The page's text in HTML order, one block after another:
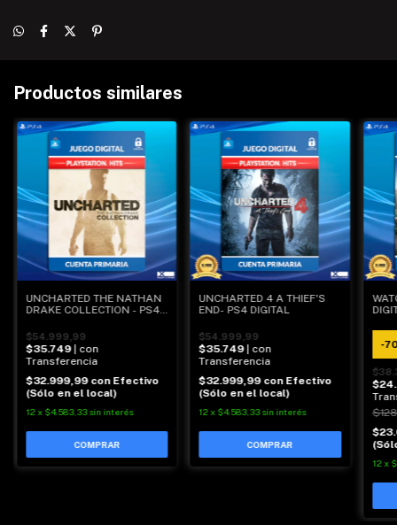
Productos similares
UNCHARTED THE NATHAN
DRAKE COLLECTION - PS4
$54.999,99
$35.749
| con
Transferencia
$32.999,99 con Efectivo
(Sólo en el local)
12 x $4.583,33 sin interés
UNCHARTED 4 A THIEF'S
END- PS4 DIGITAL
$54.999,99
$35.749
| con
Transferencia
$32.999,99 con Efectivo
(Sólo en el local)
12 x $4.583,33 sin interés
-
12 x